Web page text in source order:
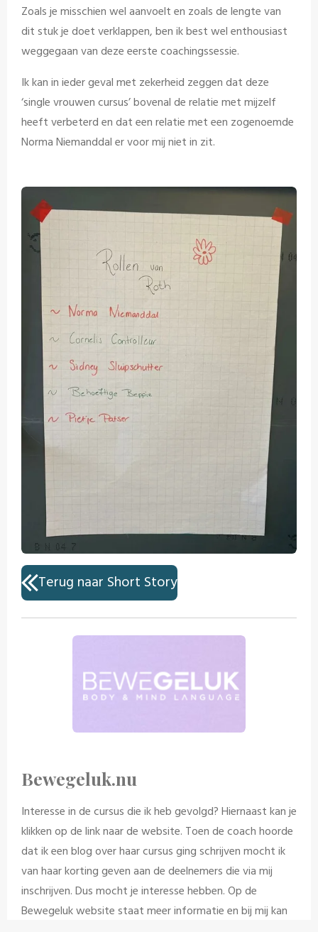
Zoals je misschien wel aanvoelt en zoals de lengte van
dit stuk je doet verklappen, ben ik best wel enthousiast
weggegaan van deze eerste coachingssessie.
Ik kan in ieder geval met zekerheid zeggen dat deze
‘single vrouwen cursus’ bovenal de relatie met mijzelf
heeft verbeterd en dat een relatie met een zogenoemde
Norma Niemanddal er voor mij niet in zit.
Terug naar Short Story
Bewegeluk.nu
Interesse in de cursus die ik heb gevolgd? Hiernaast kan je
klikken op de link naar de website. Toen de coach hoorde
dat ik een blog over haar cursus ging schrijven mocht ik
van haar korting geven aan de deelnemers die via mij
inschrijven. Dus mocht je interesse hebben. Op de
Bewegeluk website staat meer informatie en bij mij kan